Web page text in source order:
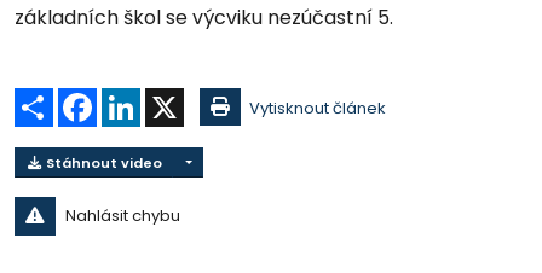
základních škol se výcviku nezúčastní 5.
Sdílet Facebook
LinkedIn Vytisknout článek
Stáhnout video
Nahlásit chybu